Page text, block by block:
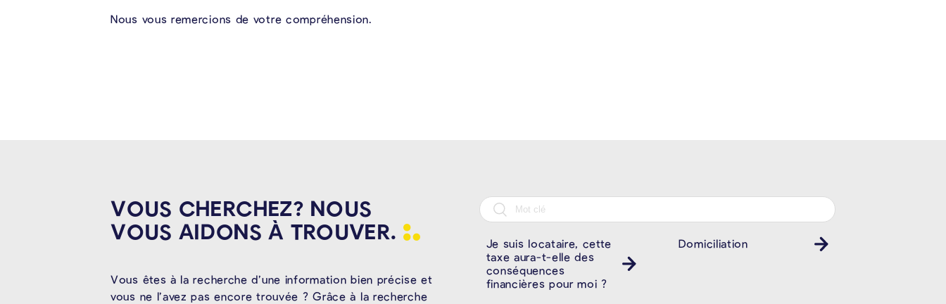
Nous vous remercions de votre compréhension.
VOUS CHERCHEZ? NOUS
VOUS AIDONS À TROUVER.
Vous êtes à la recherche d’une information bien précise et
vous ne l’avez pas encore trouvée ? Grâce à la recherche
Je suis locataire, cette
taxe aura-t-elle des
conséquences
financières pour moi ?
Domiciliation